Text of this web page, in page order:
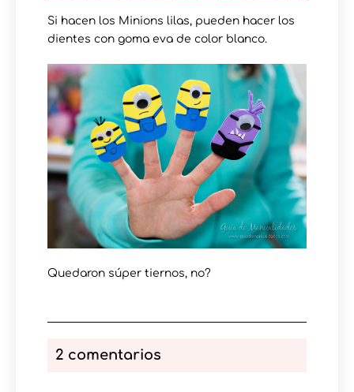
Si hacen los Minions lilas, pueden hacer los
dientes con goma eva de color blanco.
Quedaron súper tiernos, no?
2 comentarios